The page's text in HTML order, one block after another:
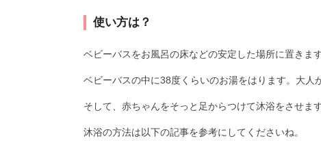
使い方は？
ベビーバスをお風呂の床などの安定した場所に置きます
ベビーバスの中に38度くらいのお湯をはります。大人
そして、赤ちゃんをそっと足からつけて沐浴をさせます
沐浴の方法は以下の記事を参考にしてくださいね。